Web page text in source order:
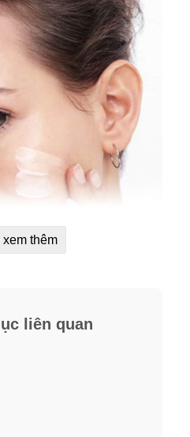
Max Night
Glycerin, Tapioca
Retinol, Retinyl
Majus
Palmitoyl Pentapeptide-
thêm
liên quan